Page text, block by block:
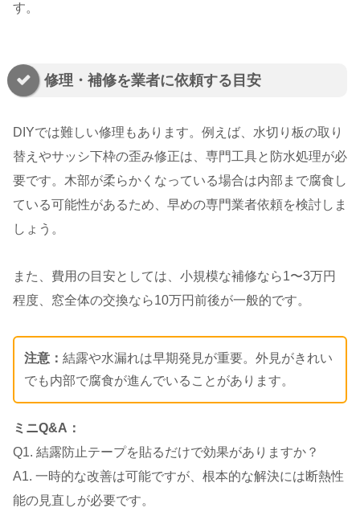
す。
修理・補修を業者に依頼する目安
DIYでは難しい修理もあります。例えば、水切り板の取り
替えやサッシ下枠の歪み修正は、専門工具と防水処理が必
要です。木部が柔らかくなっている場合は内部まで腐食し
ている可能性があるため、早めの専門業者依頼を検討しま
しょう。
また、費用の目安としては、小規模な補修なら1〜3万円
程度、窓全体の交換なら10万円前後が一般的です。
注意： 結露や水漏れは早期発見が重要。外見がきれい
でも内部で腐食が進んでいることがあります。
ミニQ&A：
Q1. 結露防止テープを貼るだけで効果がありますか？
A1. 一時的な改善は可能ですが、根本的な解決には断熱性
能の見直しが必要です。